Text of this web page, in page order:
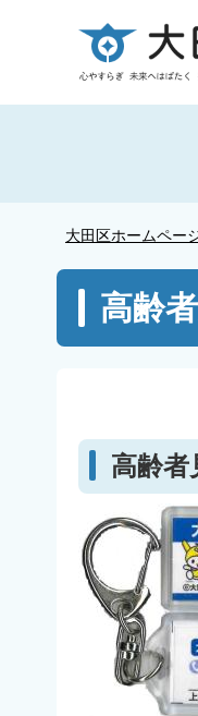
ー
大田区ホームペー
こ
高齢
高齢